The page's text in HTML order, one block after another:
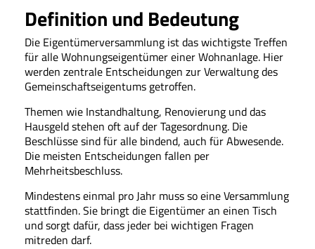
Definition und Bedeutung
Die Eigentümerversammlung ist das wichtigste Treffen
für alle Wohnungseigentümer einer Wohnanlage. Hier
werden zentrale Entscheidungen zur Verwaltung des
Gemeinschaftseigentums getroffen.
Themen wie Instandhaltung, Renovierung und das
Hausgeld stehen oft auf der Tagesordnung. Die
Beschlüsse sind für alle bindend, auch für Abwesende.
Die meisten Entscheidungen fallen per
Mehrheitsbeschluss.
Mindestens einmal pro Jahr muss so eine Versammlung
stattfinden. Sie bringt die Eigentümer an einen Tisch
und sorgt dafür, dass jeder bei wichtigen Fragen
mitreden darf.